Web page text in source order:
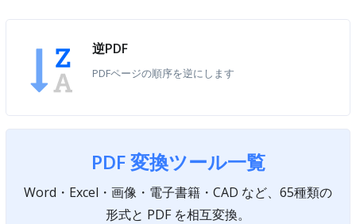
逆PDF
PDFページの順序を逆にします
PDF 変換ツール一覧
Word・Excel・画像・電子書籍・CAD など、65種類の
形式と PDF を相互変換。